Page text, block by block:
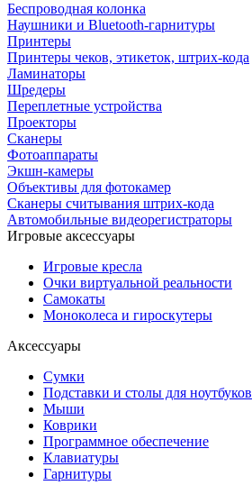
Беспроводная колонка
Наушники и Bluetooth-гарнитуры
Принтеры
Принтеры чеков, этикеток, штрих-кода
Ламинаторы
Шредеры
Переплетные устройства
Проекторы
Сканеры
Фотоаппараты
Экшн-камеры
Объективы для фотокамер
Сканеры считывания штрих-кода
Автомобильные видеорегистраторы
Игровые аксессуары
Игровые кресла
Очки виртуальной реальности
Самокаты
Моноколеса и гироскутеры
Аксессуары
Сумки
Подставки и столы для ноутбуков
Мыши
Коврики
Программное обеспечение
Клавиатуры
Гарнитуры